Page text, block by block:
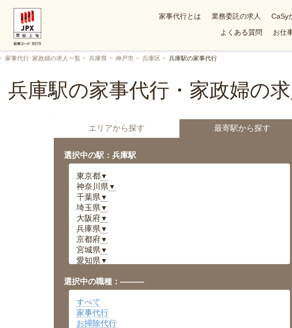
家事代行とは 業務委託の求人
CaSy
よくある質問
お仕
家事代行･家政婦の求人一覧 兵庫県 神戸市 兵庫区 兵庫駅の家事代行
兵庫駅の家事代行・家政婦の
エリアから探す 最寄駅から探す
選択中の駅：兵庫駅
東京都▼
神奈川県 ▼
千葉県 ▼
埼玉県 ▼
大阪府▼
兵庫県 ▼
京都府▼
宮城県 ▼
愛知県 ▼
岡山県▼
広島県▼
沖縄県
選択中の職種：———
すべて
家事代行
お掃除代行